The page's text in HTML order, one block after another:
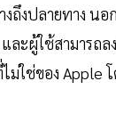
ถึงปลายทาง นอ
ะผู้ใช้สามารถล
ใช่ของ Apple โ